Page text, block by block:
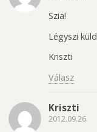
Szia!
Légyszi
Kriszti
Válasz
Kriszti
2012.09.26.